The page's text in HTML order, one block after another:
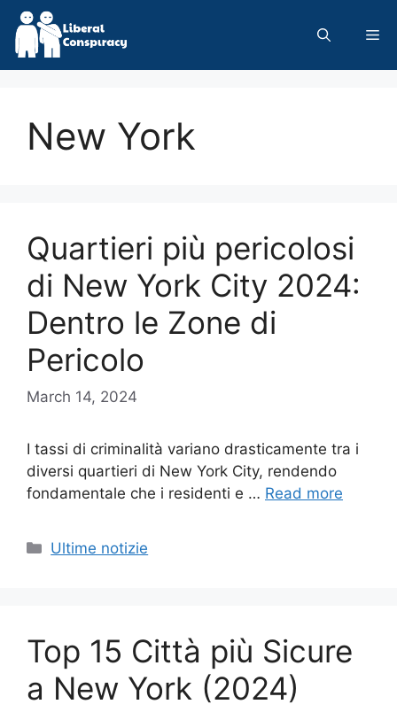
Skip
content
New York
Quartieri più pericolosi
di New York City 2024:
Dentro le Zone di
Pericolo
March 14, 2024
I tassi di criminalità variano drasticamente tra i
diversi quartieri di New York City, rendendo
fondamentale che i residenti e … Read more
Categories
Ultime notizie
Top 15 Città più Sicure
a New York (2024)